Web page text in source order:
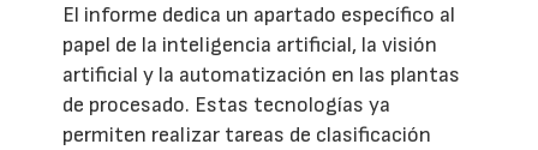
El informe dedica un apartado específico al
papel de la inteligencia artificial, la visión
artificial y la automatización en las plantas
de procesado. Estas tecnologías ya
permiten realizar tareas de clasificación